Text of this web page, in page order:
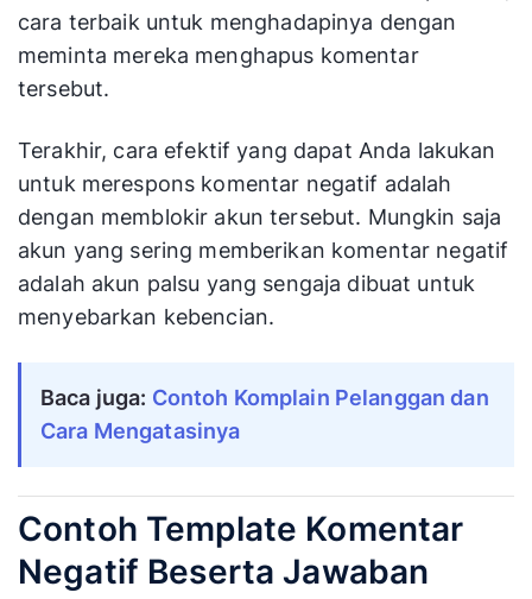
cara terbaik untuk menghadapinya dengan
meminta mereka menghapus komentar
tersebut.
Terakhir, cara efektif yang dapat Anda lakukan
untuk merespons komentar negatif adalah
dengan memblokir akun tersebut. Mungkin saja
akun yang sering memberikan komentar negatif
adalah akun palsu yang sengaja dibuat untuk
menyebarkan kebencian.
Baca juga: Contoh Komplain Pelanggan dan
Cara Mengatasinya
Contoh Template Komentar
Negatif Beserta Jawaban